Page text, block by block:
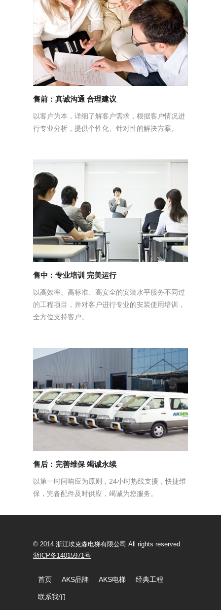
售前：真诚沟通 合理建议
以客户为本，详细了解客户需求，根据客户情况进
行专业分析，提供个性化、针对性的解决方案。
售中：专业培训 完美运行
以高效率、高标准、高安全的安装水平服务不同过
的工程项目，并对客户进行专业的安装使用培训，
全方位支持客户。
售后：完善维保 竭诚永续
以第一时间响应为原则，24小时热线支援，快捷维
保，完备配件及时供应，竭诚为您服务。
© 2014 浙江埃克森电梯有限公司 All rights reserved.
浙ICP备14015971号
首页 AKS品牌 AKS电梯 经典工程
联系我们